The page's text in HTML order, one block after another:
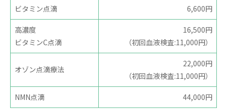
ビタミン点滴 6,600円
高濃度
ビタミンC点滴
16,500円
（初回血液検査:11,000円）
オゾン点滴療法
22,000円
（初回血液検査:11,000円）
NMN点滴 44,000円